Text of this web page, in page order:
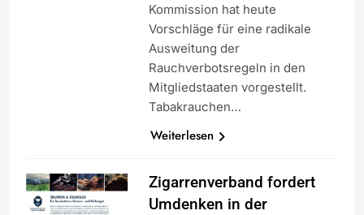
Kommission hat heute
Vorschläge für eine radikale
Ausweitung der
Rauchverbotsregeln in den
Mitgliedstaaten vorgestellt.
Tabakrauchen…
Weiterlesen
Zigarrenverband fordert
Umdenken in der